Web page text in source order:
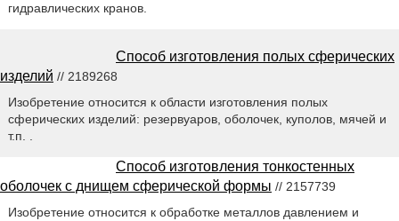
гидравлических кранов.
Способ изготовления полых сферических
изделий // 2189268
Изобретение относится к области изготовления полых
сферических изделий: резервуаров, оболочек, куполов, мячей и
т.п. .
Способ изготовления тонкостенных
оболочек с днищем сферической формы // 2157739
Изобретение относится к обработке металлов давлением и